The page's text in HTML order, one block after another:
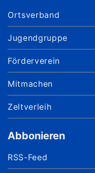
Ortsverband
Jugendgruppe
Förderverein
Mitmachen
Zeltverleih
Abbonieren
RSS-Feed